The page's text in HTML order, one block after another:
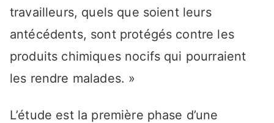
travailleurs, quels que soient leurs
antécédents, sont protégés contre les
produits chimiques nocifs qui pourraient
les rendre malades. »
L’étude est la première phase d’une